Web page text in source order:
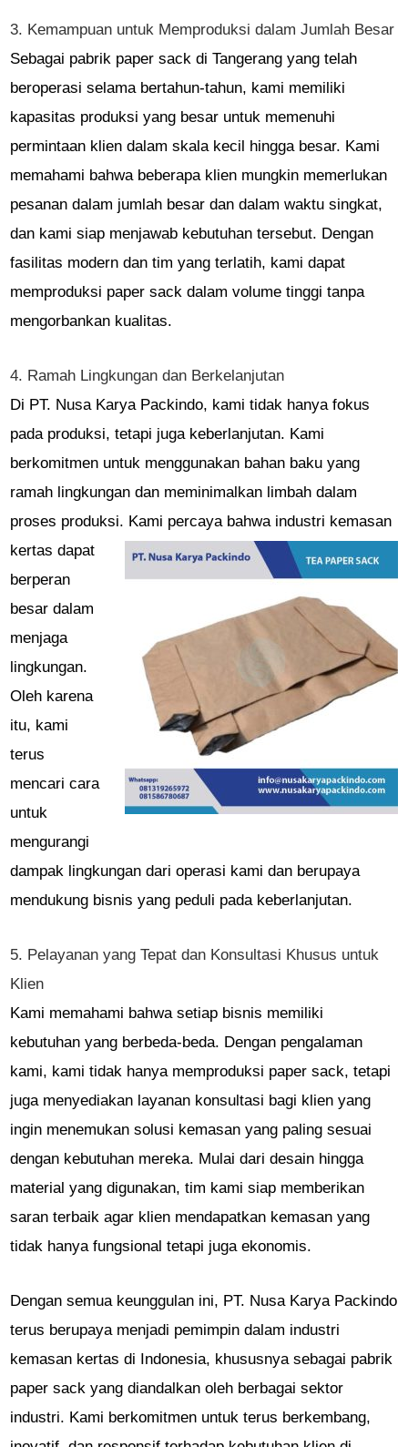
3. Kemampuan untuk Memproduksi dalam Jumlah Besar
Sebagai pabrik paper sack di Tangerang yang telah
beroperasi selama bertahun-tahun, kami memiliki
kapasitas produksi yang besar untuk memenuhi
permintaan klien dalam skala kecil hingga besar. Kami
memahami bahwa beberapa klien mungkin memerlukan
pesanan dalam jumlah besar dan dalam waktu singkat,
dan kami siap menjawab kebutuhan tersebut. Dengan
fasilitas modern dan tim yang terlatih, kami dapat
memproduksi paper sack dalam volume tinggi tanpa
mengorbankan kualitas.
4. Ramah Lingkungan dan Berkelanjutan
Di PT. Nusa Karya Packindo, kami tidak hanya fokus
pada produksi, tetapi juga keberlanjutan. Kami
berkomitmen untuk menggunakan bahan baku yang
ramah lingkungan dan meminimalkan limbah dalam
proses produksi. Kami percaya bahwa industri kemasan
kertas dapat
berperan
besar dalam
menjaga
lingkungan.
Oleh karena
itu, kami
terus
mencari cara
untuk
mengurangi
dampak lingkungan dari operasi kami dan berupaya
mendukung bisnis yang peduli pada keberlanjutan.
5. Pelayanan yang Tepat dan Konsultasi Khusus untuk
Klien
Kami memahami bahwa setiap bisnis memiliki
kebutuhan yang berbeda-beda. Dengan pengalaman
kami, kami tidak hanya memproduksi paper sack, tetapi
juga menyediakan layanan konsultasi bagi klien yang
ingin menemukan solusi kemasan yang paling sesuai
dengan kebutuhan mereka. Mulai dari desain hingga
material yang digunakan, tim kami siap memberikan
saran terbaik agar klien mendapatkan kemasan yang
tidak hanya fungsional tetapi juga ekonomis.
Dengan semua keunggulan ini, PT. Nusa Karya Packindo
terus berupaya menjadi pemimpin dalam industri
kemasan kertas di Indonesia, khususnya sebagai pabrik
paper sack yang diandalkan oleh berbagai sektor
industri. Kami berkomitmen untuk terus berkembang,